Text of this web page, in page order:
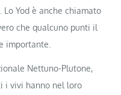
Yod è anche chiamato
che qualcuno punti il
importante.
Nettuno-Plutone,
i vivi hanno nel loro